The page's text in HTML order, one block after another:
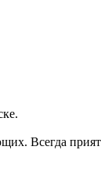
Всегда